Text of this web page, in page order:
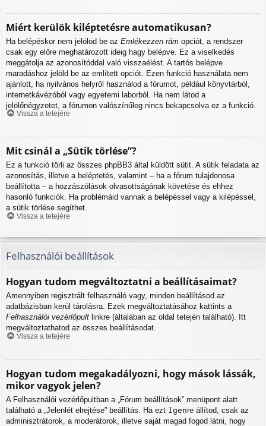
Miért kerülök kiléptetésre automatikusan?
Ha belépéskor nem jelölöd be az Emlékezzen rám opciót, a rendszer
csak egy előre meghatározott ideig hagy belépve. Ez a viselkedés
meggátolja az azonosítóddal való visszaélést. A tartós belépve
maradáshoz jelöld be az említett opciót. Ezen funkció használata nem
ajánlott, ha nyilvános helyről használod a fórumot, például könyvtárból,
internetkávézóból vagy egyetemi laborból. Ha nem látod a
jelölőnégyzetet, a fórumon valószínűleg nincs bekapcsolva ez a funkció.
Vissza a tetejére
Mit csinál a „Sütik törlése”?
Ez a funkció törli az összes phpBB3 által küldött sütit. A sütik feladata az
azonosítás, illetve a beléptetés, valamint – ha a fórum tulajdonosa
beállította – a hozzászólások olvasottságának követése és ehhez
hasonló funkciók. Ha problémáid vannak a belépéssel vagy a kilépéssel,
a sütik törlése segíthet.
Vissza a tetejére
Felhasználói beállítások
Hogyan tudom megváltoztatni a beállításaimat?
Amennyiben regisztrált felhasználó vagy, minden beállításod az
adatbázisban kerül tárolásra. Ezek megváltoztatásához kattints a
Felhasználói vezérlőpult linkre (általában az oldal tetején található). Itt
megváltoztathatod az összes beállításodat.
Vissza a tetejére
Hogyan tudom megakadályozni, hogy mások lássák,
mikor vagyok jelen?
A Felhasználói vezérlőpultban a „Fórum beállítások” menüpont alatt
található a „Jelenlét elrejtése” beállítás. Ha ezt Igenre állítod, csak az
adminisztrátorok, a moderátorok, illetve saját magad fogod látni, hogy